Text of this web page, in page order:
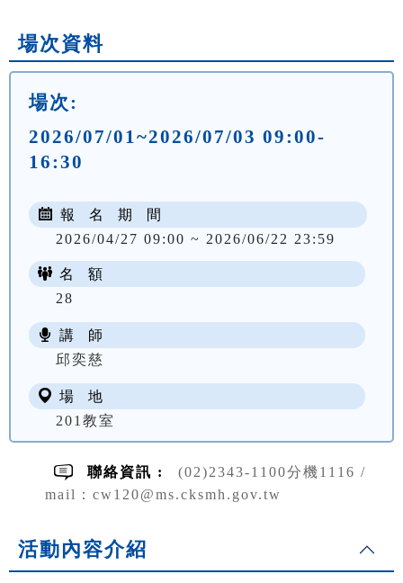
場次資料
場次:
2026/07/01~2026/07/03 09:00-
16:30
報 名 期 間
2026/04/27 09:00 ~ 2026/06/22 23:59
名 額
28
講 師
邱奕慈
場 地
201教室
聯絡資訊 :
(02)2343-1100分機1116 /
mail：cw120@ms.cksmh.gov.tw
活動內容介紹